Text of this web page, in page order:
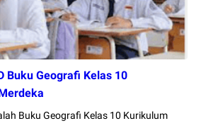
Buku Geografi Kelas 10
Buku Geografi Kelas 10 Kurikulum